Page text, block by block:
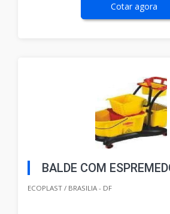
Cotar agora
BALDE COM
ECOPLAST / BRASILIA - DF